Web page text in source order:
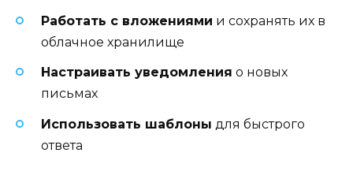
Работать с вложениями и сохранять их в
облачное хранилище
Настраивать уведомления о новых
письмах
Использовать шаблоны для быстрого
ответа